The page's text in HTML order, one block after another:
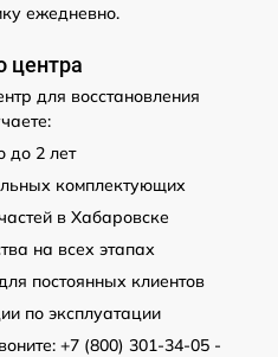
ежедневно.
центра
для восстановления
до 2 лет
комплектующих
в Хабаровске
на всех этапах
постоянных клиентов
по эксплуатации
+7 (800) 301-34-05 -